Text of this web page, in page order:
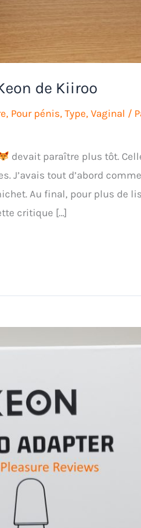
de Kiiroo
, Pour pénis, Type, Vaginal /
devait paraître plus tôt.
J’avais tout d’abord
Au final, pour plus de
critique […]